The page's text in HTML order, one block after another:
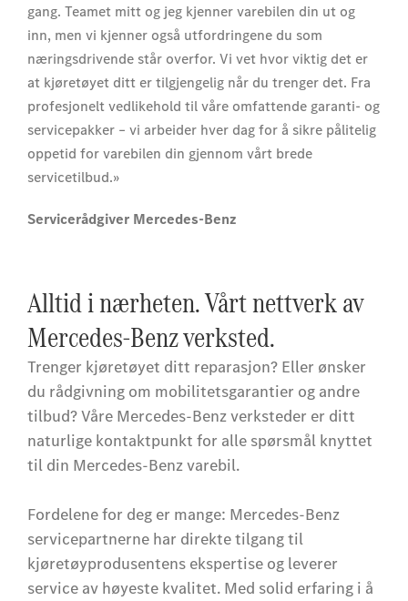
gang. Teamet mitt og jeg kjenner varebilen din ut og
inn, men vi kjenner også utfordringene du som
næringsdrivende står overfor. Vi vet hvor viktig det er
at kjøretøyet ditt er tilgjengelig når du trenger det. Fra
profesjonelt vedlikehold til våre omfattende garanti- og
servicepakker – vi arbeider hver dag for å sikre pålitelig
oppetid for varebilen din gjennom vårt brede
servicetilbud.»
Servicerådgiver Mercedes-Benz
Alltid i nærheten. Vårt nettverk av
Mercedes-Benz verksted.
Trenger kjøretøyet ditt reparasjon? Eller ønsker
du rådgivning om mobilitetsgarantier og andre
tilbud? Våre Mercedes-Benz verksteder er ditt
naturlige kontaktpunkt for alle spørsmål knyttet
til din Mercedes-Benz varebil.
Fordelene for deg er mange: Mercedes-Benz
servicepartnerne har direkte tilgang til
kjøretøyprodusentens ekspertise og leverer
service av høyeste kvalitet. Med solid erfaring i å